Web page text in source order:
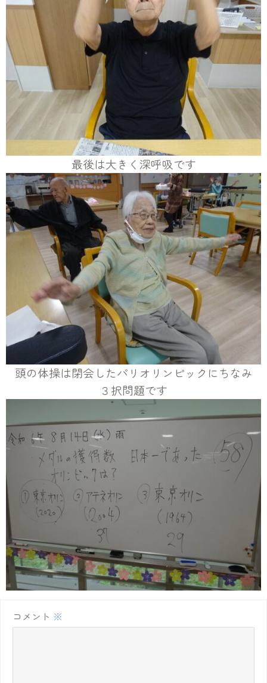
最後は大きく深呼吸です
頭の体操は閉会したパリオリンピックにちなみ
３択問題です
コメント ※